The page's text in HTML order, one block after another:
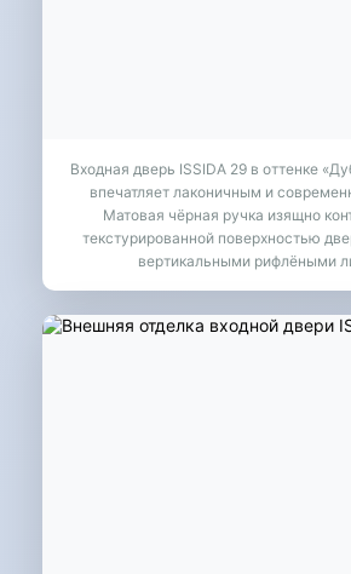
Входная дверь ISSIDA 29 в оттенке
впечатляет лаконичным и
Матовая чёрная ручка изящно
текстурированной поверхностью
вертикальными рифлёными